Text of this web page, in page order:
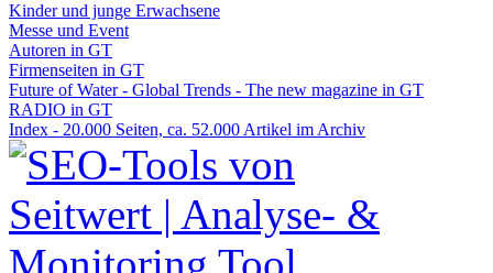
Kinder und junge Erwachsene
Messe und Event
Autoren in GT
Firmenseiten in GT
Future of Water - Global Trends - The new magazine in GT
RADIO in GT
Index - 20.000 Seiten, ca. 52.000 Artikel im Archiv